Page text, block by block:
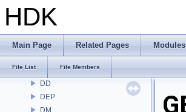
HDK
Main Page Related Pages Modules
File List File Members
COP2
CV
CVEX
DD
DEP
DM